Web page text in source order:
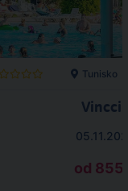
Tunisko
Vincci
od 855